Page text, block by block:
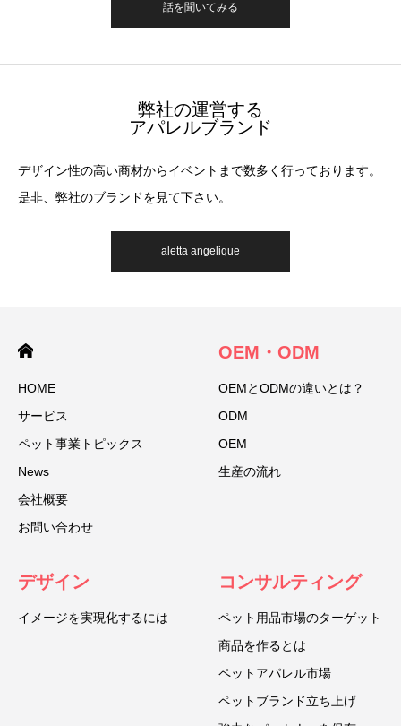
話を聞いてみる
弊社の運営する
アパレルブランド
デザイン性の高い商材からイベントまで数多く行っております。
是非、弊社のブランドを見て下さい。
aletta angelique
HOME
サービス
ペット事業トピックス
News
会社概要
お問い合わせ
OEM・ODM
OEMとODMの違いとは？
ODM
OEM
生産の流れ
デザイン
イメージを実現化するには
コンサルティング
ペット用品市場のターゲット
商品を作るとは
ペットアパレル市場
ペットブランド立ち上げ